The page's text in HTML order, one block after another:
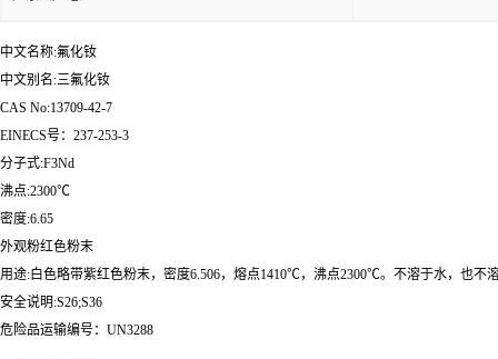
中文名称:氟化钕
中文别名:三氟化钕
CAS No:13709-42-7
EINECS号：237-253-3
分子式:F3Nd
沸点:2300℃
密度:6.65
外观粉红色粉末
用途:白色略带紫红色粉末，密度6.506，熔点1410℃，沸点2300℃。不溶于水，也
安全说明:S26;S36
危险品运输编号：UN3288